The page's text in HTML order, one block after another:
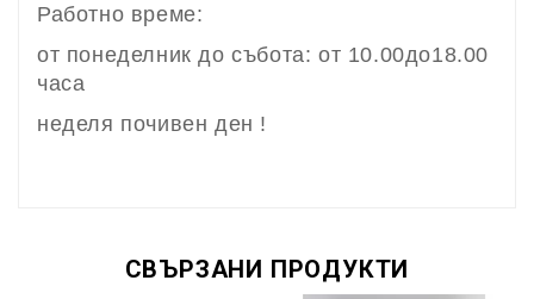
Работно време:
от понеделник до събота:от 10.00до18.00
часа
неделя почивен ден !
СВЪРЗАНИ ПРОДУКТИ